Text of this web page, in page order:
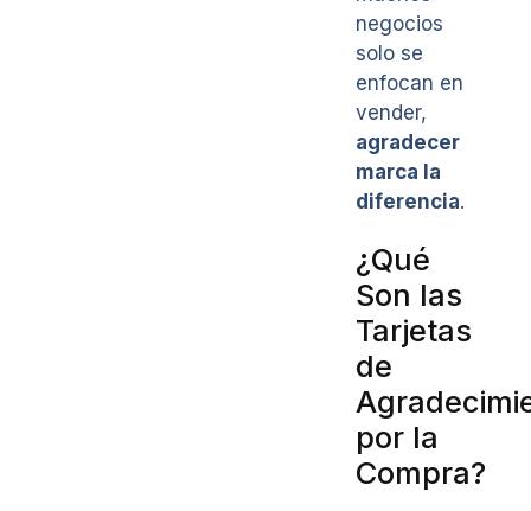
negocios
solo se
enfocan en
vender,
agradecer
marca la
diferencia.
¿Qué
Son las
Tarjetas
de
por la
Compra?